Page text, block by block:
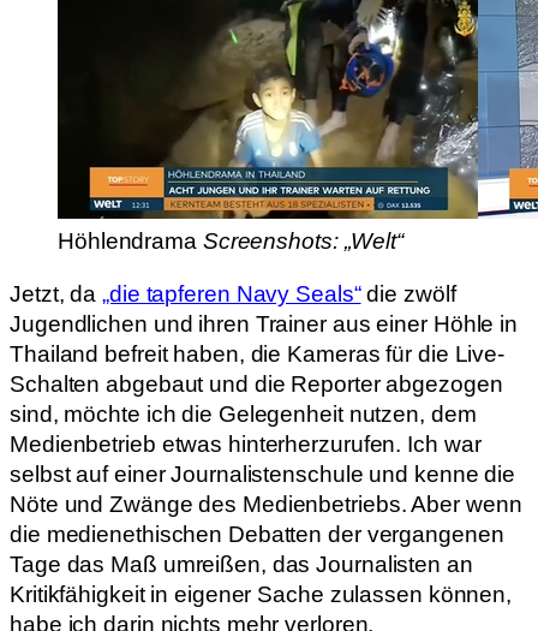
Höhlendrama Screenshots: „Welt“
Jetzt, da„die tapferen Navy Seals“die zwölf
Jugendlichen und ihren Trainer aus einer Höhle in
Thailand befreit haben, die Kameras für die Live-
Schalten abgebaut und die Reporter abgezogen
sind, möchte ich die Gelegenheit nutzen, dem
Medienbetrieb etwas hinterherzurufen. Ich war
selbst auf einer Journalistenschule und kenne die
Nöte und Zwänge des Medienbetriebs. Aber wenn
die medienethischen Debatten der vergangenen
Tage das Maß umreißen, das Journalisten an
Kritikfähigkeit in eigener Sache zulassen können,
habe ich darin nichts mehr verloren.